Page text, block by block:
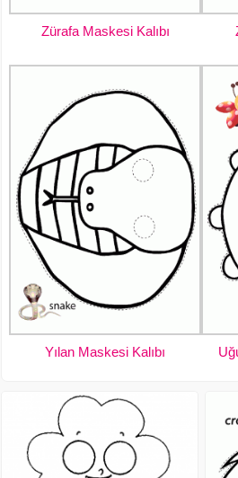
Zürafa Maskesi Kalıbı
Yılan Maskesi Kalıbı